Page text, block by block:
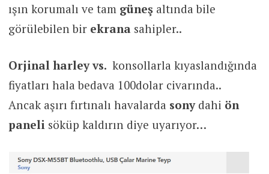
ışın korumalı ve tam güneşaltında bile
görülebilen bir ekrana sahipler..
Orjinal harley vs. konsollarla kıyaslandığında
fiyatları hala bedava 100dolar civarında..
Ancak aşırı fırtınalı havalarda sonydahi ön
panelisöküp kaldırın diye uyarıyor…